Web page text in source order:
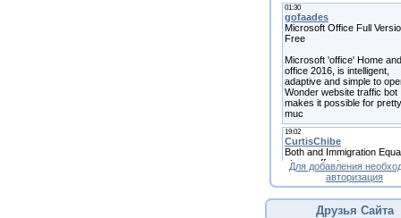
Для добавления
авторизация
Друзья Сайта